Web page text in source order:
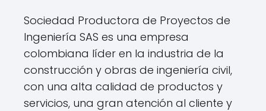
Sociedad Productora de Proyectos de
Ingeniería SAS es una empresa
colombiana líder en la industria de la
construcción y obras de ingeniería civil,
con una alta calidad de productos y
servicios, una gran atención al cliente y